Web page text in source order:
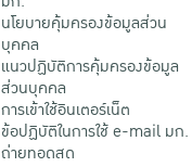
นโยบายคุ้มครองข้อมูลส่วน
บุคคล
แนวปฏิบัติการคุ้มครองข้อมูล
ส่วนบุคคล
การเข้าใช้อินเตอร์เน็ต
ข้อปฏิบัติในการใช้ e-mail มก.
ถ่ายทอดสด